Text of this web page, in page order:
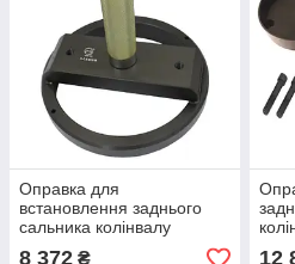
Оправка для
встановлення заднього
сальника колінвалу
VOLVO. B1610 H.C.B.
8 372 ₴ 12